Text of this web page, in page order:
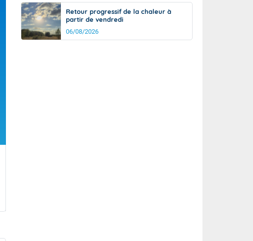
Retour progressif de la chaleur à
partir de vendredi
06/08/2026